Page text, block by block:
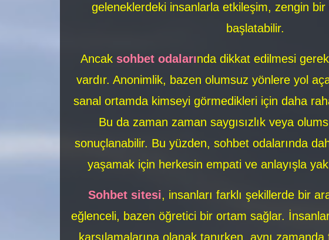
geleneklerdeki insanlarla etkileşim, zengin
başlatabilir.
Ancak sohbet odalarında dikkat edilmesi
vardır. Anonimlik, bazen olumsuz yönlere yol
sanal ortamda kimseyi görmedikleri için daha
Bu da zaman zaman saygısızlık veya
sonuçlanabilir. Bu yüzden, sohbet odalarında
yaşamak için herkesin empati ve anlayışla
Sohbet sitesi, insanları farklı şekillerde bir
eğlenceli, bazen öğretici bir ortam sağlar.
karşılamalarına olanak tanırken, aynı zamanda